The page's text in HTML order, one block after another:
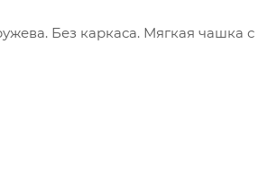
Без каркаса. Мягкая чашка